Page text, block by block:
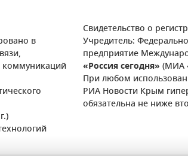
в
Свидетельство о
Учредитель:
предприятие
«Россия сегодня» (МИА
При любом
РИА Новости Крым
обязательна не ниже